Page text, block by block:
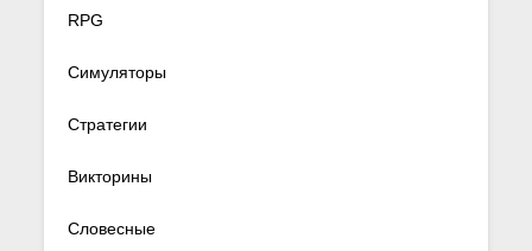
RPG
Симуляторы
Стратегии
Викторины
Словесные